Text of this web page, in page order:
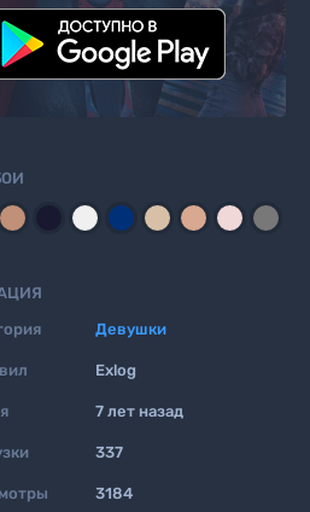
Девушки
Exlog
7 лет назад
337
3184